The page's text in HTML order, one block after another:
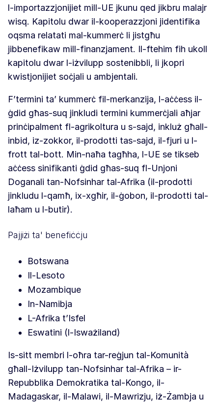
l-importazzjonijiet mill-UE jkunu qed jikbru malajr
wisq. Kapitolu dwar il-kooperazzjoni jidentifika
oqsma relatati mal-kummerċ li jistgħu
jibbenefikaw mill-finanzjament. Il-ftehim fih ukoll
kapitolu dwar l-iżvilupp sostenibbli, li jkopri
kwistjonijiet soċjali u ambjentali.
F’termini ta’ kummerċ fil-merkanzija, l-aċċess il-
ġdid għas-suq jinkludi termini kummerċjali aħjar
prinċipalment fl-agrikoltura u s-sajd, inkluż għall-
inbid, iz-zokkor, il-prodotti tas-sajd, il-fjuri u l-
frott tal-bott. Min-naħa tagħha, l-UE se tikseb
aċċess sinifikanti ġdid għas-suq fl-Unjoni
Doganali tan-Nofsinhar tal-Afrika (il-prodotti
jinkludu l-qamħ, ix-xgħir, il-ġobon, il-prodotti tal-
laħam u l-butir).
Pajjiżi ta' benefiċċju
Botswana
Il-Lesoto
Mozambique
In-Namibja
L-Afrika t’Isfel
Eswatini (l-Isważiland)
Is-sitt membri l-oħra tar-reġjun tal-Komunità
għall-Iżvilupp tan-Nofsinhar tal-Afrika – ir-
Repubblika Demokratika tal-Kongo, il-
Madagaskar, il-Malawi, il-Mawrizju, iż-Żambja u